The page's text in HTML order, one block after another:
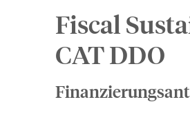
Fiscal
CAT DDO